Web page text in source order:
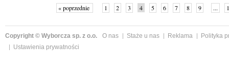
« poprzednie 1 2 3 4 5 6 7 8 9 ...
Copyright © Wyborcza sp. z o.o. O nas Staże u nas Reklama
Polityka
Ustawienia prywatności